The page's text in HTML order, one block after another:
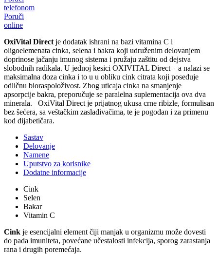
telefonom
Poruči
online
OxiVital Direct je dodatak ishrani na bazi vitamina C i
oligoelemenata cinka, selena i bakra koji udruženim delovanjem
doprinose jačanju imunog sistema i pružaju zaštitu od dejstva
slobodnih radikala. U jednoj kesici OXIVITAL Direct – a nalazi se
maksimalna doza cinka i to u u obliku cink citrata koji poseduje
odličnu bioraspoloživost. Zbog uticaja cinka na smanjenje
apsorpcije bakra, preporučuje se paralelna suplementacija ova dva
minerala. OxiVital Direct je prijatnog ukusa crne ribizle, formulisan
bez šećera, sa veštačkim zaslađivačima, te je pogodan i za primenu
kod dijabetičara.
Sastav
Delovanje
Namene
Uputstvo za korisnike
Dodatne informacije
Cink
Selen
Bakar
Vitamin C
Cink je esencijalni element čiji manjak u organizmu može dovesti
do pada imuniteta, povećane učestalosti infekcija, sporog zarastanja
rana i drugih poremećaja.